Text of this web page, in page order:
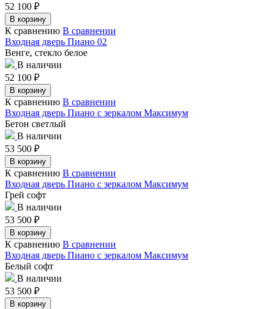
52 100 ₽
В корзину
К сравнению В сравнении
Входная дверь Пиано 02
Венге, стекло белое
В наличии
52 100 ₽
В корзину
К сравнению В сравнении
Входная дверь Пиано с зеркалом Максимум
Бетон светлый
В наличии
53 500 ₽
В корзину
К сравнению В сравнении
Входная дверь Пиано с зеркалом Максимум
Грей софт
В наличии
53 500 ₽
В корзину
К сравнению В сравнении
Входная дверь Пиано с зеркалом Максимум
Белый софт
В наличии
53 500 ₽
В корзину